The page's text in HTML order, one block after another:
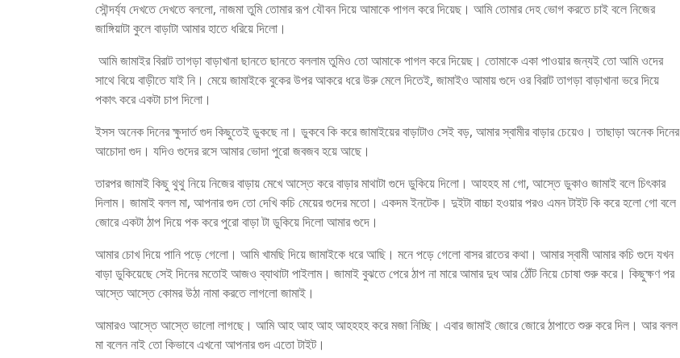
সৌন্দর্য্য দেখতে দেখতে বললো, নাজমা তুমি তোমার রূপ যৌবন দিয়ে আমাকে পাগল করে দিয়েছ। আমি তোমার দেহ ভোগ করতে চাই বলে নিজের
জাঙ্গিয়াটা কুলে বাড়াটা আমার হাতে ধরিয়ে দিলো।
আমি জামাইর বিরাট তাগড়া বাড়াখানা ছানতে ছানতে বললাম তুমিও তো আমাকে পাগল করে দিয়েছ। তোমাকে একা পাওয়ার জন্যই তো আমি ওদের
সাথে বিয়ে বাড়ীতে যাই নি। মেয়ে জামাইকে বুকের উপর আকরে ধরে উরু মেলে দিতেই, জামাইও আমায় গুদে ওর বিরাট তাগড়া বাড়াখানা ভরে দিয়ে
পকাৎ করে একটা চাপ দিলো।
ইসস অনেক দিনের ক্ষুদার্ত গুদ কিছুতেই ডুকছে না। ডুকবে কি করে জামাইয়ের বাড়াটাও সেই বড়, আমার স্বামীর বাড়ার চেয়েও। তাছাড়া অনেক দিনের
আচোদা গুদ। যদিও গুদের রসে আমার ভোদা পুরো জবজব হয়ে আছে।
তারপর জামাই কিছু থুথু নিয়ে নিজের বাড়ায় মেখে আস্তে করে বাড়ার মাথাটা গুদে ডুকিয়ে দিলো। আহহহ মা গো, আস্তে ডুকাও জামাই বলে চিৎকার
দিলাম। জামাই বলল মা, আপনার গুদ তো দেখি কচি মেয়ের গুদের মতো। একদম ইনটেক। দুইটা বাচ্চা হওয়ার পরও এমন টাইট কি করে হলো গো বলে
জোরে একটা ঠাপ দিয়ে পক করে পুরো বাড়া টা ডুকিয়ে দিলো আমার গুদে।
আমার চোখ দিয়ে পানি পড়ে গেলো। আমি খামছি দিয়ে জামাইকে ধরে আছি। মনে পড়ে গেলো বাসর রাতের কথা। আমার স্বামী আমার কচি গুদে যখন
বাড়া ডুকিয়েছে সেই দিনের মতোই আজও ব্যাথাটা পাইলাম। জামাই বুঝতে পেরে ঠাপ না মারে আমার দুধ আর ঠোঁট নিয়ে চোষা শুরু করে। কিছুক্ষণ পর
আস্তে আস্তে কোমর উঠা নামা করতে লাগলো জামাই।
আমারও আস্তে আস্তে ভালো লাগছে। আমি আহ আহ আহ আহহহহ করে মজা নিচ্ছি। এবার জামাই জোরে জোরে ঠাপাতে শুরু করে দিল। আর বলল
মা বলেন নাই তো কিভাবে এখনো আপনার গুদ এতো টাইট।